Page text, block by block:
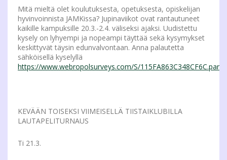
Mitä mieltä olet koulutuksesta, opetuksesta, opiskelijan
hyvinvoinnista JAMKissa? Jupinaviikot ovat rantautuneet
kaikille kampuksille 20.3.-2.4. väliseksi ajaksi. Uudistettu
kysely on lyhyempi ja nopeampi täyttää sekä kysymykset
keskittyvät täysin edunvalvontaan. Anna palautetta
sähköisellä kyselyllä
https://www.webropolsurveys.com/S/115FA863C348CF6C.par
KEVÄÄN TOISEKSI VIIMEISELLÄ TIISTAIKLUBILLA
LAUTAPELITURNAUS
Ti 21.3.